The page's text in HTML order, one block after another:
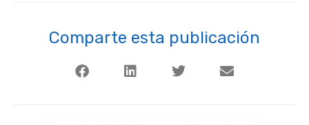
Comparte esta publicación